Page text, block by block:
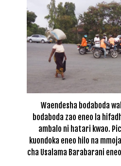
Waendesha bodaboda
bodaboda zao eneo la
ambalo ni hatari kwao.
kuondoka eneo hilo na
cha Usalama Barabarani